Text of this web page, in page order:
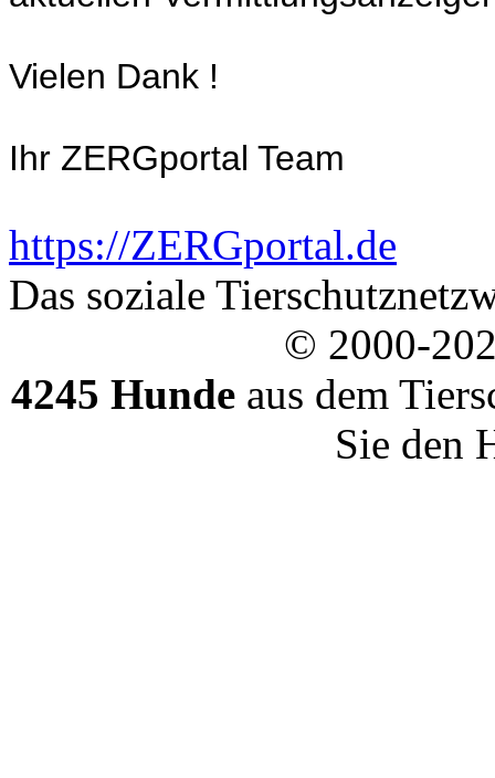
Vielen Dank !
Ihr ZERGportal Team
https://ZERGportal.de
Das soziale
© 2000-
4245 Hundeaus dem
Sie den